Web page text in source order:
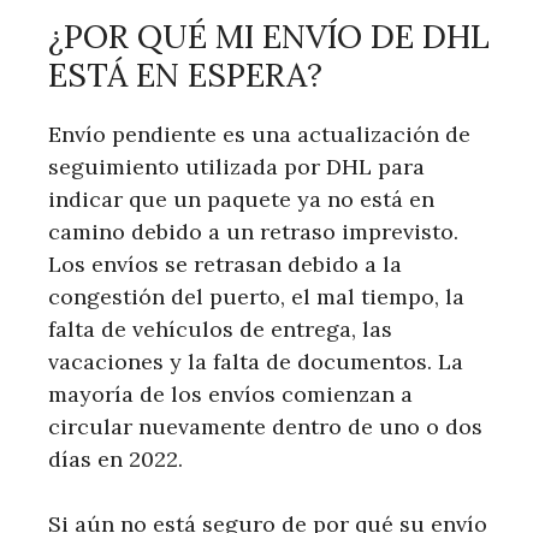
¿POR QUÉ MI ENVÍO DE DHL
ESTÁ EN ESPERA?
Envío pendiente es una actualización de
seguimiento utilizada por DHL para
indicar que un paquete ya no está en
camino debido a un retraso imprevisto.
Los envíos se retrasan debido a la
congestión del puerto, el mal tiempo, la
falta de vehículos de entrega, las
vacaciones y la falta de documentos. La
mayoría de los envíos comienzan a
circular nuevamente dentro de uno o dos
días en 2022.
Si aún no está seguro de por qué su envío